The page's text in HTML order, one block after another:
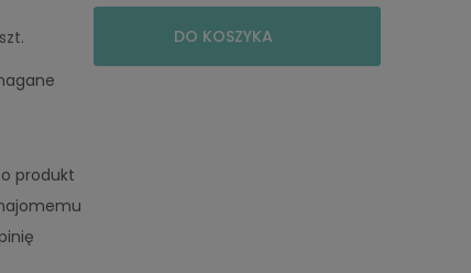
szt.
DO KOSZYKA
produkt